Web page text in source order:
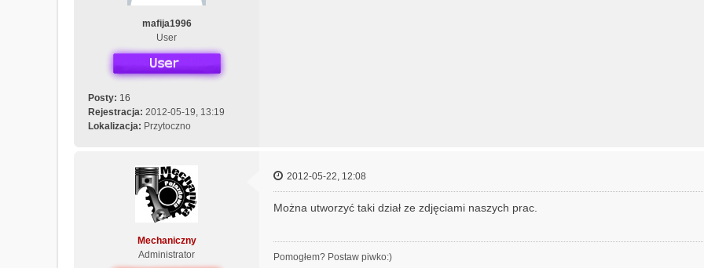
y
mafija1996
User
Posty: 16
Rejestracja: 2012-05-19, 13:19
Lokalizacja: Przytoczno
Mechaniczny
Administrator
2012-05-22, 12:08
Można utworzyć taki dział ze zdjęciami naszych prac.
Pomogłem? Postaw piwko:)